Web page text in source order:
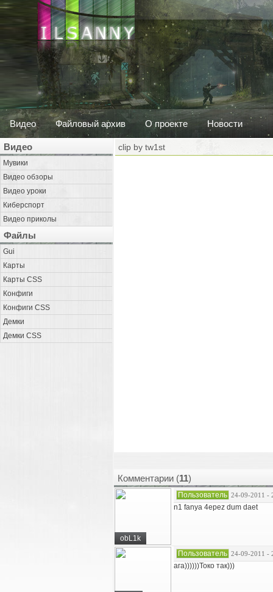
Видео Файловый архив О проекте Новости
Видео
Мувики
Видео обзоры
Видео уроки
Киберспорт
Видео приколы
Файлы
Gui
Карты
Карты CSS
Конфиги
Конфиги CSS
Демки
Демки CSS
clip by tw1st
Комментарии (11)
obL1k
Пользователь 24-09-2011 -
n1 fanya 4epez dum daet
Пользователь 24-09-2011 -
ага))))))Токо так)))